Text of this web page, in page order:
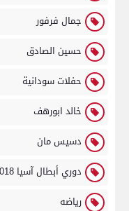
جمال فرفور
حسين الصادق
حفلات سودانية
خالد ابورهف
دسيس مان
دوري أبطال آسيا 2018
رياضه